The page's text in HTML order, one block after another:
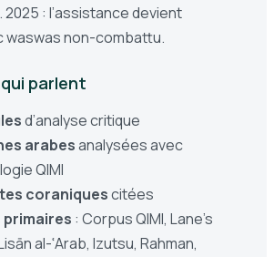
: l’assistance devient
waswas non-combattu.
parlent
d’analyse critique
arabesanalysées avec
QIMI
coraniquescitées
: Corpus QIMI, Lane’s
al-ʿArab, Izutsu, Rahman,